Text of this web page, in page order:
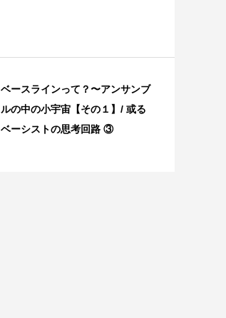
ベースラインって？〜アンサンブ
ルの中の小宇宙【その１】/ 或る
ベーシストの思考回路 ③